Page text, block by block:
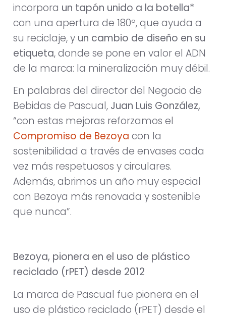
incorpora un tapón unido a la botella*
con una apertura de 180º, que ayuda a
su reciclaje, y un cambio de diseño en su
etiqueta, donde se pone en valor el ADN
de la marca: la mineralización muy débil.
En palabras del director del Negocio de
Bebidas de Pascual, Juan Luis González,
“con estas mejoras reforzamos el
Compromiso de Bezoya con la
sostenibilidad a través de envases cada
vez más respetuosos y circulares.
Además, abrimos un año muy especial
con Bezoya más renovada y sostenible
que nunca”.
Bezoya, pionera en el uso de plástico
reciclado (rPET) desde 2012
La marca de Pascual fue pionera en el
uso de plástico reciclado (rPET) desde el